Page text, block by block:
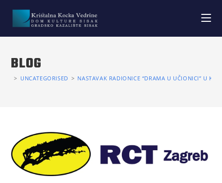
BLOG
> UNCATEGORISED > NASTAVAK RADIONICE “DRAMA U UČIONICI” U